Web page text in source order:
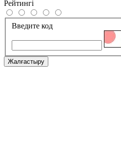
Рейтингі
Введите код
Жалғастыру